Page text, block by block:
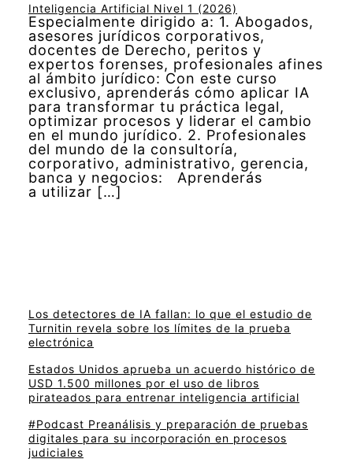
Inteligencia Artificial Nivel 1 (2026)
Especialmente dirigido a: 1. Abogados,
asesores jurídicos corporativos,
docentes de Derecho, peritos y
expertos forenses, profesionales afines
al ámbito jurídico: Con este curso
exclusivo, aprenderás cómo aplicar IA
para transformar tu práctica legal,
optimizar procesos y liderar el cambio
en el mundo jurídico. 2. Profesionales
del mundo de la consultoría,
corporativo, administrativo, gerencia,
banca y negocios: Aprenderás
a utilizar […]
Los detectores de IA fallan: lo que el estudio de
Turnitin revela sobre los límites de la prueba
electrónica
Estados Unidos aprueba un acuerdo histórico de
USD 1.500 millones por el uso de libros
pirateados para entrenar inteligencia artificial
#Podcast Preanálisis y preparación de pruebas
digitales para su incorporación en procesos
judiciales